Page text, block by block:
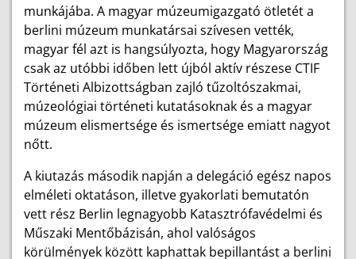
munkájába. A magyar múzeumigazgató ötletét a
berlini múzeum munkatársai szívesen vették,
magyar fél azt is hangsúlyozta, hogy Magyarország
csak az utóbbi időben lett újból aktív részese CTIF
Történeti Albizottságban zajló tűzoltószakmai,
múzeológiai történeti kutatásoknak és a magyar
múzeum elismertsége és ismertsége emiatt nagyot
nőtt.
A kiutazás második napján a delegáció egész napos
elméleti oktatáson, illetve gyakorlati bemutatón
vett rész Berlin legnagyobb Katasztrófavédelmi és
Műszaki Mentőbázisán, ahol valóságos
körülmények között kaphattak bepillantást a berlini